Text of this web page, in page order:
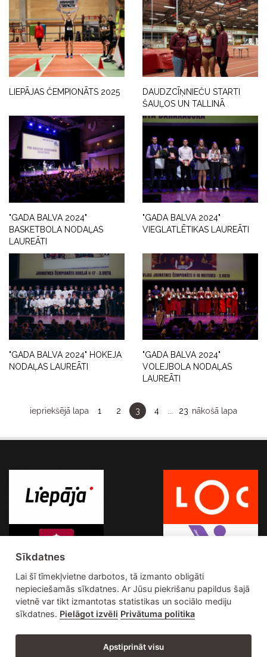
LIEPĀJAS ČEMPIONĀTS 2025
DAUDZCĪŅNIEČU STARTI
ŠAUĻOS UN TALLINĀ
"GADA BALVA 2024"
BASKETBOLA NODAĻAS
LAUREĀTI
"GADA BALVA 2024"
VIEGLATLĒTIKAS LAUREĀTI
"GADA BALVA 2024" HOKEJA
NODAĻAS LAUREĀTI
"GADA BALVA 2024"
VOLEJBOLA NODAĻAS
LAUREĀTI
iepriekšējā lapa 1 2 3 4 ... 23 nākošā lapa
Sīkdatnes
Lai šī tīmekļvietne darbotos, tā izmanto obligāti
nepieciešamās sīkdatnes. Ar Jūsu piekrišanu papildus šajā
vietnē var tikt izmantotas statistikas un sociālo mediju
sīkdatnes. Pielāgot izvēli Privātuma politika
Apstiprināt visu